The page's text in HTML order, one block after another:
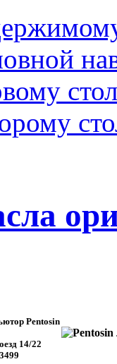
Pentosin
14/22